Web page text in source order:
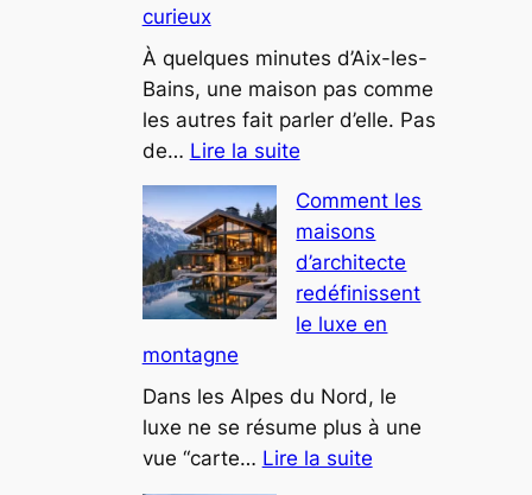
des
espaces
bien-
être
curieux
À quelques minutes d’Aix-les-
Bains, une maison pas comme
les autres fait parler d’elle. Pas
de… Lire la suite:
villa
troglodyte
près
du
lac
Bourget
intrigue
les
Comment les
maisons
d’architecte
redéfinissent
le luxe en
montagne
Dans les Alpes du Nord, le
luxe ne se résume plus à une
vue “carte… Lire la suite: